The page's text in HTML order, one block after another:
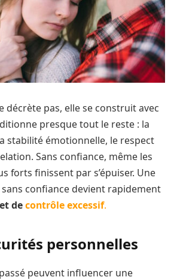
décrète pas, elle se construit avec
presque tout le reste : la
stabilité émotionnelle, le respect
Sans confiance, même les
forts finissent par s’épuiser. Une
confiance devient rapidement
decontrôle excessif.
personnelles
peuvent influencer une